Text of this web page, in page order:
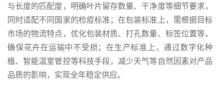
与长度的匹配度，明确叶片留存数量、干净度等细节要求，
同时适配不同国家的检疫标准；在包装标准上，需根据目标
市场的物流特点，优化包装材质、打孔数量、标签位置等，
确保花卉在运输中不受损；在生产标准上，通过数字化种
植、智能温室管控等科技手段，减少天气等自然因素对产品
品质的影响，实现全年稳定供应。